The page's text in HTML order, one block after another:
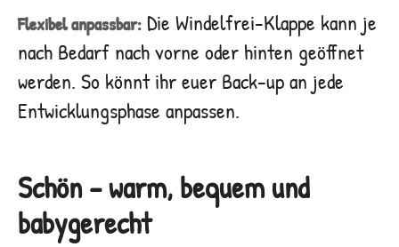
Flexibel anpassbar: Die Windelfrei-Klappe kann je
nach Bedarf nach vorne oder hinten geöffnet
werden. So könnt ihr euer Back-up an jede
Entwicklungsphase anpassen.
Schön – warm, bequem und
babygerecht